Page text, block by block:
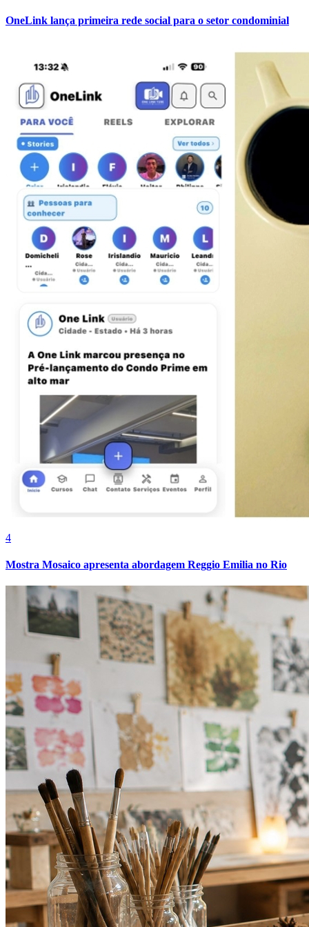
Atlético-MG
Cruzeiro
OneLink lança primeira rede social para o setor condominial
4
Mostra Mosaico apresenta abordagem Reggio Emilia no Rio